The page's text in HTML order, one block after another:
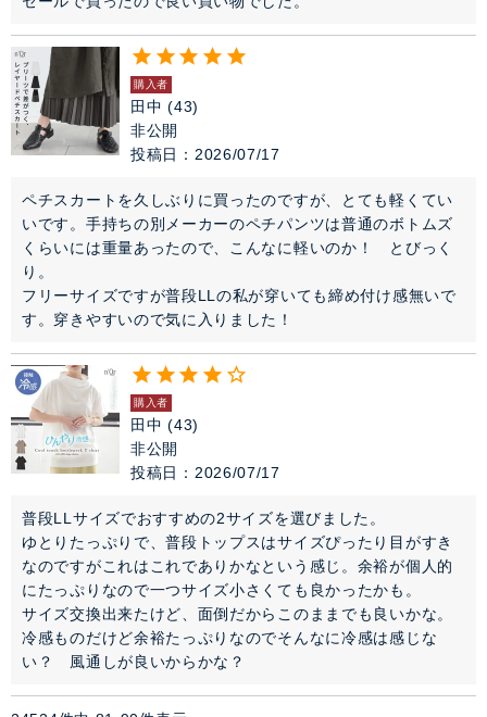
購入者
田中
43
非公開
投稿日
2026/07/17
ペチスカートを久しぶりに買ったのですが、とても軽くてい
いです。手持ちの別メーカーのペチパンツは普通のボトムズ
くらいには重量あったので、こんなに軽いのか！　とびっく
り。
フリーサイズですが普段LLの私が穿いても締め付け感無いで
す。穿きやすいので気に入りました！
購入者
田中
43
非公開
投稿日
2026/07/17
普段LLサイズでおすすめの2サイズを選びました。
ゆとりたっぷりで、普段トップスはサイズぴったり目がすき
なのですがこれはこれでありかなという感じ。余裕が個人的
にたっぷりなので一つサイズ小さくても良かったかも。
サイズ交換出来たけど、面倒だからこのままでも良いかな。
冷感ものだけど余裕たっぷりなのでそんなに冷感は感じな
い？　風通しが良いからかな？